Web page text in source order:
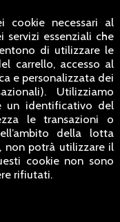
necessari al
essenziali che
di utilizzare le
carrello, accesso al
e personalizzata dei
Utilizziamo
un identificativo del
le transazioni o
della lotta
non potrà utilizzare il
cookie non sono
rifiutati.